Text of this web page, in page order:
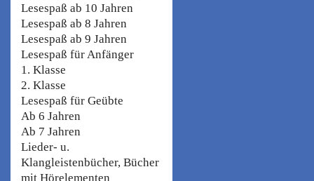
Lesespaß ab 10 Jahren
Lesespaß ab 8 Jahren
Lesespaß ab 9 Jahren
Lesespaß für Anfänger
1. Klasse
2. Klasse
Lesespaß für Geübte
Ab 6 Jahren
Ab 7 Jahren
Lieder- u.
Klangleistenbücher, Bücher
mit Hörelementen